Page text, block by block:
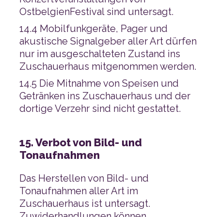
OstbelgienFestival sind untersagt.
nur im ausgeschalteten Zustand ins
Zuschauerhaus mitgenommen werden.
dortige Verzehr sind nicht gestattet.
Tonaufnahmen